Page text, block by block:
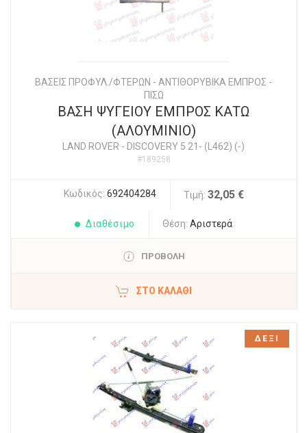
ΒΑΣΕΙΣ ΠΡΟΦΥΛ./ΦΤΕΡΩΝ - ΑΝΤΙΘΟΡΥΒΙΚΑ ΕΜΠΡΟΣ -
ΠΙΣΩ
ΒΑΣΗ ΨΥΓΕΙΟΥ ΕΜΠΡΟΣ ΚΑΤΩ
(ΑΛΟΥΜΙΝΙΟ)
LAND ROVER - DISCOVERY 5 21- (L462) (-)
#189258
Κωδικός: 692404284 Τιμή: 32,05 €
Διαθέσιμο Θέση: Αριστερά
ΠΡΟΒΟΛΗ
ΣΤΟ ΚΑΛΆΘΙ
ΔΕΞΙ